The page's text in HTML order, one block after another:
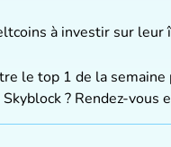
à investir sur
le top 1 de la
? Rendez-